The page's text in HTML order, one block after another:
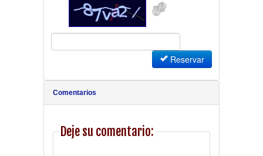
Reservar
Comentarios
Deje su comentario: